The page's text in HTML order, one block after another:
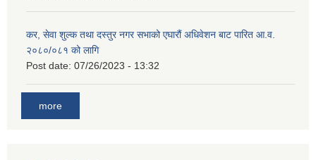
कर, सेवा शुल्क तथा दस्तुर नगर सभाको एघारौं अधिवेशन बाट पारित आ.व.
२०८०/०८१ को लागि
Post date: 07/26/2023 - 13:32
more